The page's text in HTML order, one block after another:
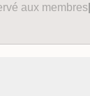
aux membres